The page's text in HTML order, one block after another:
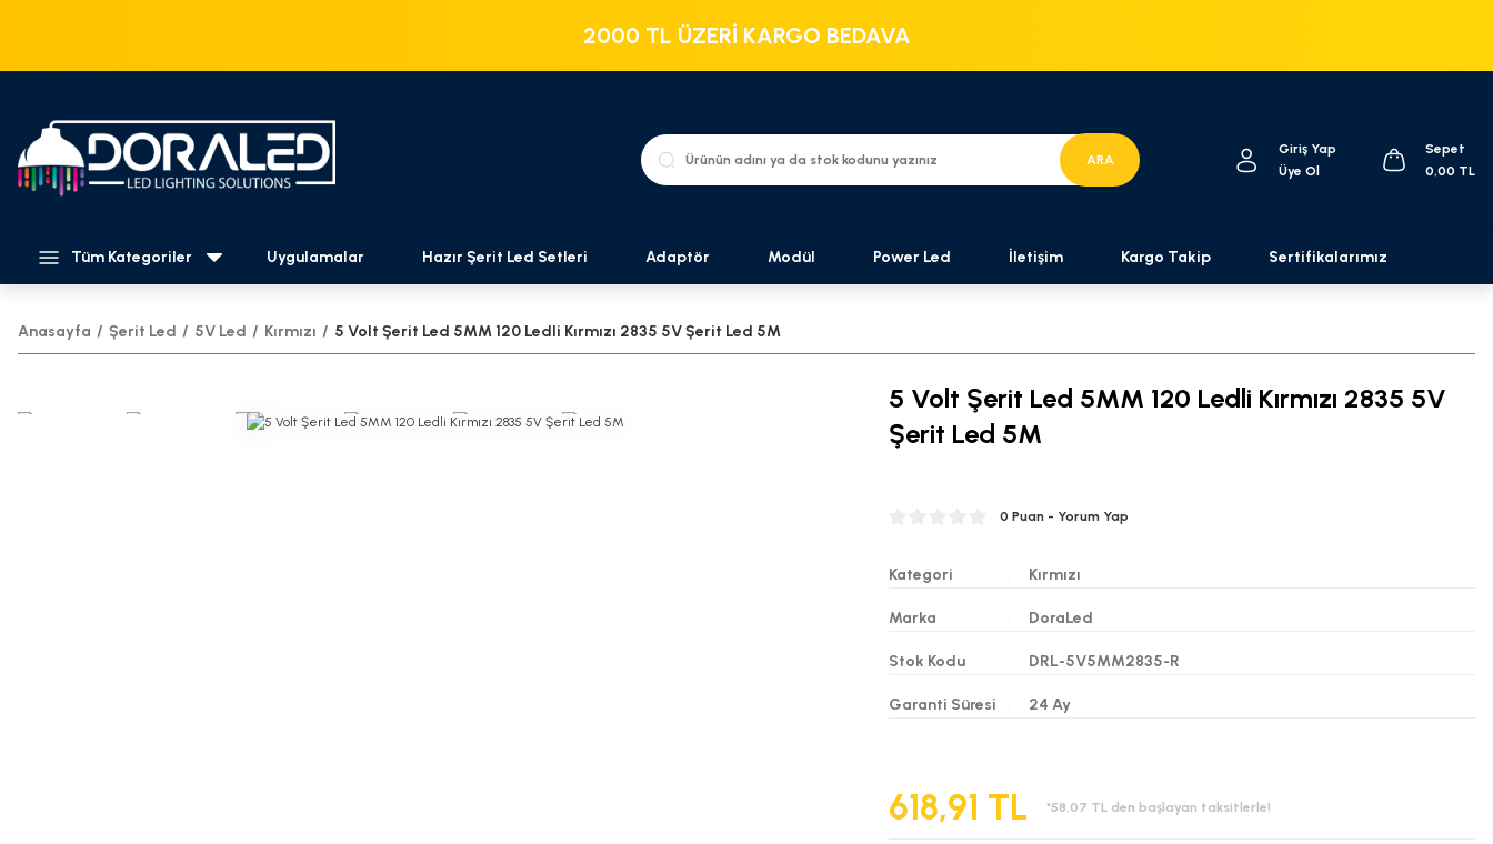
2000 TL ÜZERİ KARGO BEDAVA
ARA
Giriş Yap
Üye Ol
Sepet
0,00 TL
Tüm Kategoriler Uygulamalar Hazır Şerit Led Setleri Adaptör Modül Power Led İletişim Kargo Takip Sertifikalarımız
Anasayfa Şerit Led 5V Led Kırmızı 5 Volt Şerit Led 5MM 120 Ledli Kırmızı 2835 5V Şerit Led 5M
5 Volt Şerit Led 5MM 120 Ledli Kırmızı 2835 5V
Şerit Led 5M
0 Puan - Yorum Yap
Kategori Kırmızı
Marka DoraLed
Stok Kodu DRL-5V5MM2835-R
Garanti Süresi 24 Ay
618,91 TL *58,07 TL den başlayan taksitlerle!